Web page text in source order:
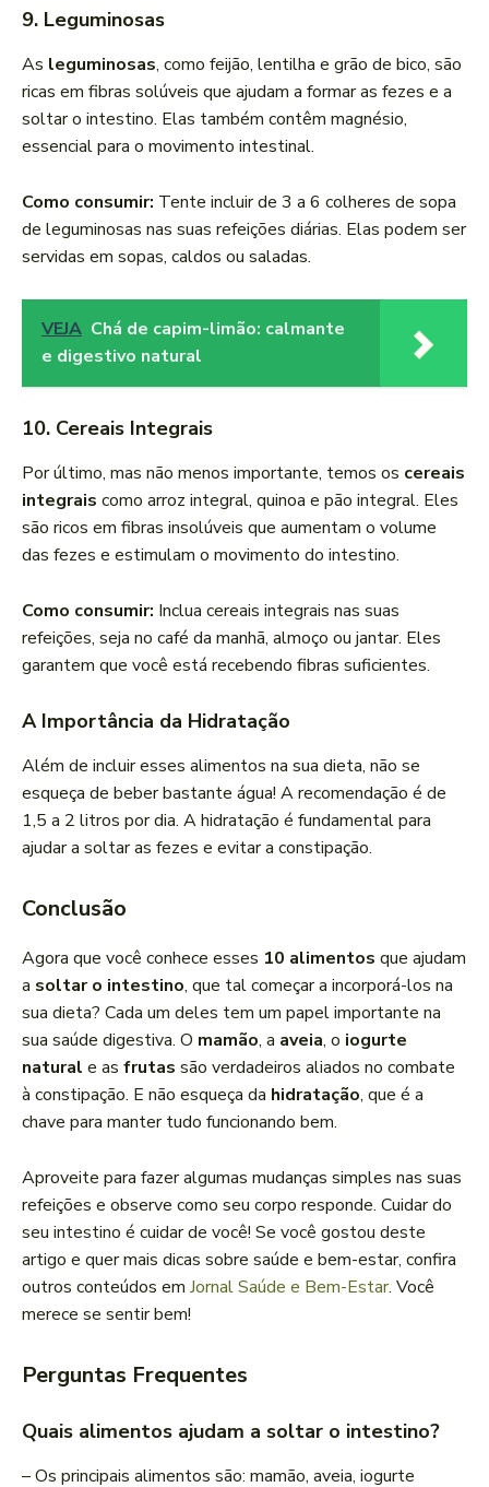
9. Leguminosas
As leguminosas, como feijão, lentilha e grão de bico, são
ricas em fibras solúveis que ajudam a formar as fezes e a
soltar o intestino. Elas também contêm magnésio,
essencial para o movimento intestinal.
Como consumir: Tente incluir de 3 a 6 colheres de sopa
de leguminosas nas suas refeições diárias. Elas podem ser
servidas em sopas, caldos ou saladas.
VEJA Chá de capim-limão: calmante
e digestivo natural
10. Cereais Integrais
Por último, mas não menos importante, temos os cereais
integrais como arroz integral, quinoa e pão integral. Eles
são ricos em fibras insolúveis que aumentam o volume
das fezes e estimulam o movimento do intestino.
Como consumir: Inclua cereais integrais nas suas
refeições, seja no café da manhã, almoço ou jantar. Eles
garantem que você está recebendo fibras suficientes.
A Importância da Hidratação
Além de incluir esses alimentos na sua dieta, não se
esqueça de beber bastante água! A recomendação é de
1,5 a 2 litros por dia. A hidratação é fundamental para
ajudar a soltar as fezes e evitar a constipação.
Conclusão
Agora que você conhece esses 10 alimentos que ajudam
a soltar o intestino, que tal começar a incorporá-los na
sua dieta? Cada um deles tem um papel importante na
sua saúde digestiva. O mamão, a aveia, o iogurte
natural e as frutas são verdadeiros aliados no combate
à constipação. E não esqueça da hidratação, que é a
chave para manter tudo funcionando bem.
Aproveite para fazer algumas mudanças simples nas suas
refeições e observe como seu corpo responde. Cuidar do
seu intestino é cuidar de você! Se você gostou deste
artigo e quer mais dicas sobre saúde e bem-estar, confira
outros conteúdos em Jornal Saúde e Bem-Estar. Você
merece se sentir bem!
Perguntas Frequentes
Quais alimentos ajudam a soltar o intestino?
– Os principais alimentos são: mamão, aveia, iogurte